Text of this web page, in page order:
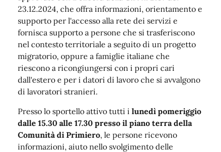
23.12.2024, che offra informazioni, orientamento e
supporto per l'accesso alla rete dei servizi e
fornisca supporto a persone che si trasferiscono
nel contesto territoriale a seguito di un progetto
migratorio, oppure a famiglie italiane che
riescono a ricongiungersi con i propri cari
dall'estero e per i datori di lavoro che si avvalgono
di lavoratori stranieri.
Presso lo sportello attivo tutti i lunedì pomeriggio
dalle 15.30 alle 17.30 presso il piano terra della
Comunità di Primiero, le persone ricevono
informazioni, aiuto nello svolgimento delle